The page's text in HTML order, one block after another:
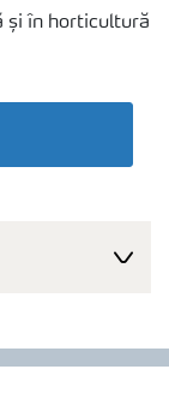
și în horticultură